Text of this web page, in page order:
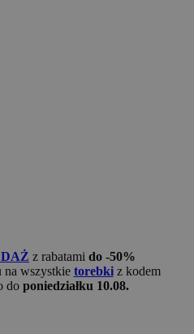
z rabatami do -50%
na wszystkie torebkiz kodem
do poniedziałku 10.08.